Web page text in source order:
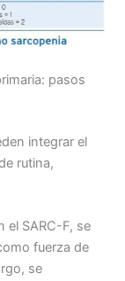
pasos
integrar el
rutina,
el SARC-F, se
fuerza de
se